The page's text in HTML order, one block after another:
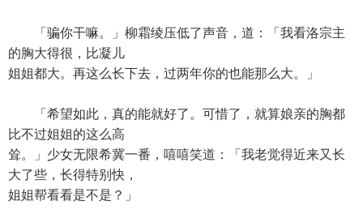
「骗你干嘛。」柳霜绫压低了声音，道：「我看洛宗主
的胸大得很，比凝儿
姐姐都大。再这么长下去，过两年你的也能那么大。」
「希望如此，真的能就好了。可惜了，就算娘亲的胸都
比不过姐姐的这么高
耸。」少女无限希冀一番，嘻嘻笑道：「我老觉得近来又长
大了些，长得特别快，
姐姐帮看看是不是？」